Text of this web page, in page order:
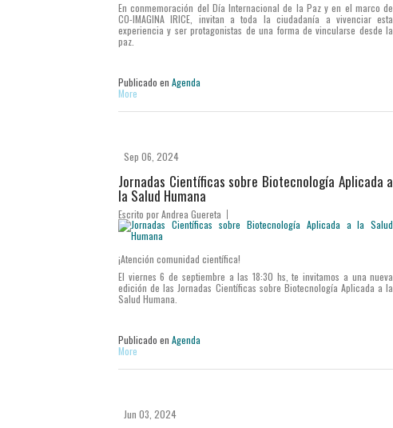
En conmemoración del Día Internacional de la Paz y en el marco de
CO-IMAGINA IRICE, invitan a toda la ciudadanía a vivenciar esta
experiencia y ser protagonistas de una forma de vincularse desde la
paz.
Publicado en Agenda
More
Sep 06, 2024
Jornadas Científicas sobre Biotecnología Aplicada a
la Salud Humana
Escrito porAndrea Guereta
¡Atención comunidad científica!
El viernes 6 de septiembre a las 18:30 hs, te invitamos a una nueva
edición de las Jornadas Científicas sobre Biotecnología Aplicada a la
Salud Humana.
Publicado en Agenda
More
Jun 03, 2024